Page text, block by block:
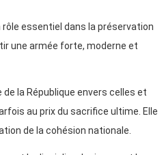
essentiel dans la préservation
une armée forte, moderne et
la République envers celles et
au prix du sacrifice ultime. Elle
de la cohésion nationale.